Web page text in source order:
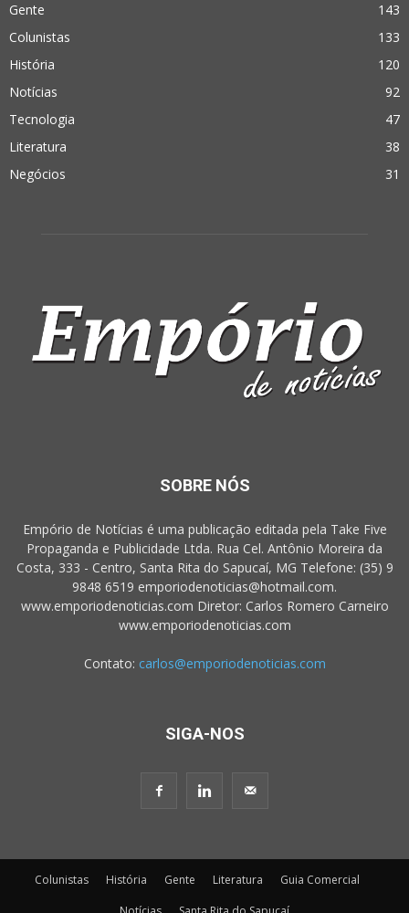
Gente
143
Colunistas
133
História
120
Notícias
92
Tecnologia
47
Literatura
38
Negócios
31
SOBRE NÓS
Empório de Notícias é uma publicação editada pela Take Five
Propaganda e Publicidade Ltda. Rua Cel. Antônio Moreira da
Costa, 333 - Centro, Santa Rita do Sapucaí, MG Telefone: (35) 9
9848 6519 emporiodenoticias@hotmail.com.
www.emporiodenoticias.com Diretor: Carlos Romero Carneiro
www.emporiodenoticias.com
Contato: carlos@emporiodenoticias.com
SIGA-NOS
Colunistas História Gente Literatura
Guia Comercial